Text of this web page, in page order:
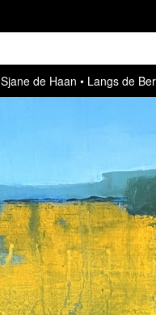
Sjane de Haan Langs de